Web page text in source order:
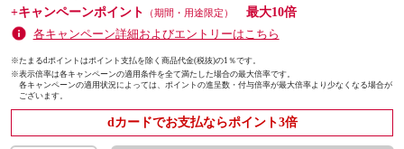
+キャンペーンポイント
（期間・用途限定）
最大10倍
各キャンペーン詳細およびエントリーはこちら
※たまるdポイントはポイント支払を除く商品代金(税抜)の1％です。
※表示倍率は各キャンペーンの適用条件を全て満たした場合の最大倍率です。
各キャンペーンの適用状況によっては、ポイントの進呈数・付与倍率が最大倍率より少なくなる場合が
ございます。
dカードでお支払ならポイント3倍